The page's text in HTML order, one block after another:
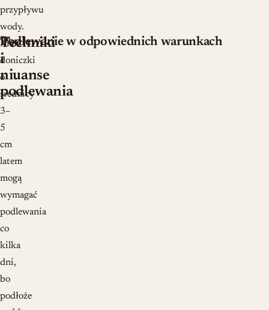
przypływu
wody.
Małe
doniczki
o
średnicy
3–
5
cm
latem
mogą
wymagać
podlewania
co
kilka
dni,
bo
podłoże
Techniki
i
niuanse
podlewania
Podlewanie w odpowiednich warunkach